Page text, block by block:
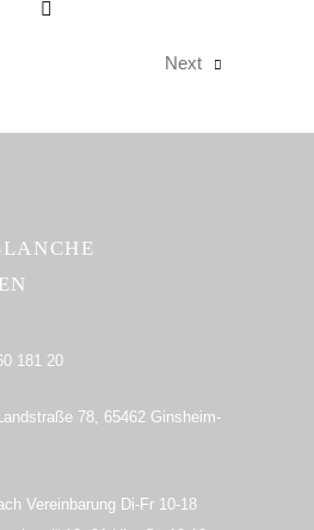
Next
181 20
78, 65462 Ginsheim-
Vereinbarung Di-Fr 10-18